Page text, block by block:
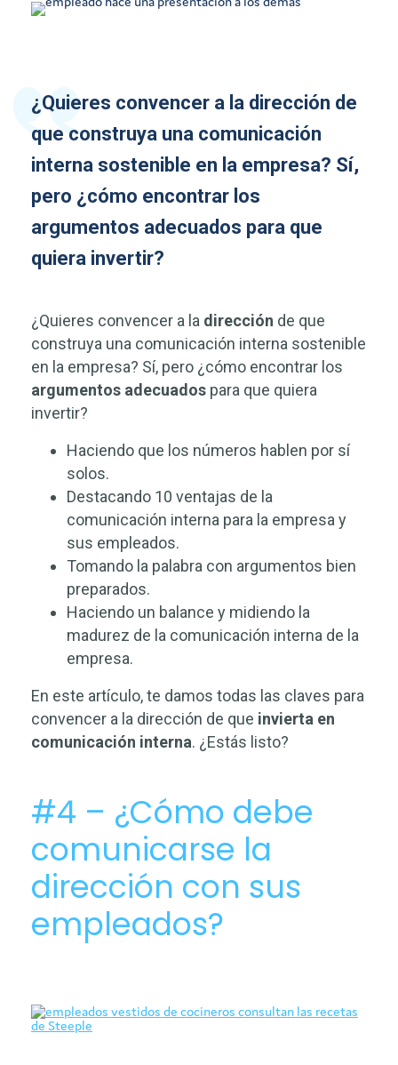
¿Quieres convencer a la dirección de
que construya una comunicación
interna sostenible en la empresa? Sí,
pero ¿cómo encontrar los
argumentos adecuados para que
quiera invertir?
¿Quieres convencer a la dirección de que
construya una comunicación interna sostenible
en la empresa? Sí, pero ¿cómo encontrar los
argumentos adecuados para que quiera
invertir?
Haciendo que los números hablen por sí
solos.
Destacando 10 ventajas de la
comunicación interna para la empresa y
sus empleados.
Tomando la palabra con argumentos bien
preparados.
Haciendo un balance y midiendo la
madurez de la comunicación interna de la
empresa.
En este artículo, te damos todas las claves para
convencer a la dirección de que invierta en
comunicación interna. ¿Estás listo?
#4 – ¿Cómo debe
comunicarse la
dirección con sus
empleados?